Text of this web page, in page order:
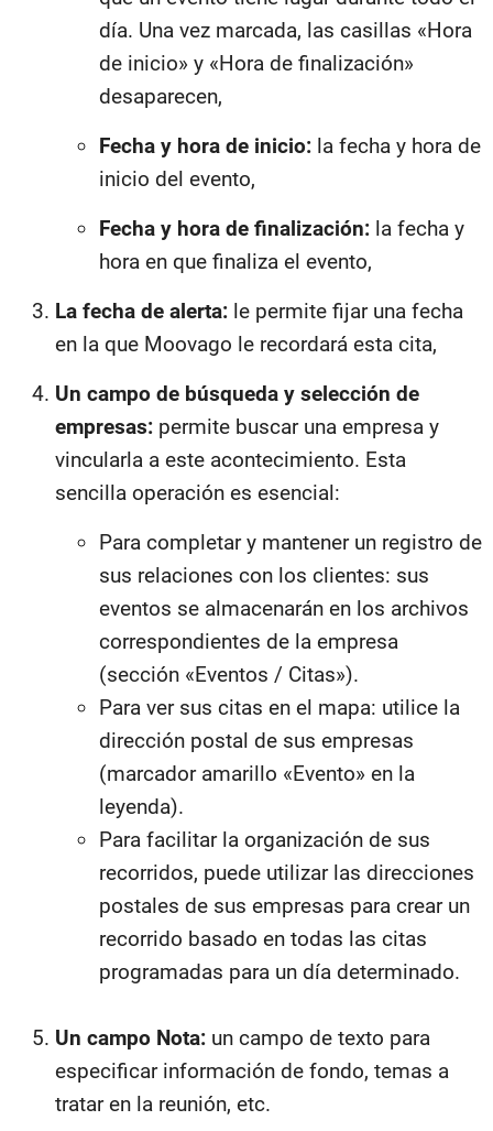
día. Una vez marcada, las casillas «Hora
de inicio» y «Hora de finalización»
desaparecen,
Fecha y hora de inicio: la fecha y hora de
inicio del evento,
Fecha y hora de finalización: la fecha y
hora en que finaliza el evento,
La fecha de alerta: le permite fijar una fecha
en la que Moovago le recordará esta cita,
Un campo de búsqueda y selección de
empresas: permite buscar una empresa y
vincularla a este acontecimiento. Esta
sencilla operación es esencial:
Para completar y mantener un registro de
sus relaciones con los clientes: sus
eventos se almacenarán en los archivos
correspondientes de la empresa
(sección «Eventos / Citas»).
Para ver sus citas en el mapa: utilice la
dirección postal de sus empresas
(marcador amarillo «Evento» en la
leyenda).
Para facilitar la organización de sus
recorridos, puede utilizar las direcciones
postales de sus empresas para crear un
recorrido basado en todas las citas
programadas para un día determinado.
Un campo Nota: un campo de texto para
especificar información de fondo, temas a
tratar en la reunión, etc.